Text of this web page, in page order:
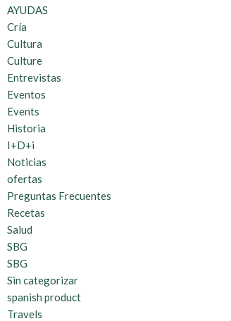
AYUDAS
Cría
Cultura
Culture
Entrevistas
Eventos
Events
Historia
I+D+i
Noticias
ofertas
Preguntas Frecuentes
Recetas
Salud
SBG
SBG
Sin categorizar
spanish product
Travels